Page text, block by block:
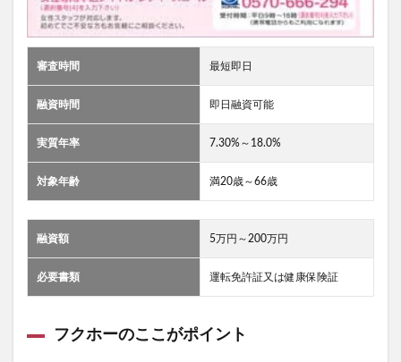
審査時間 最短即日
融資時間 即日融資可能
実質年率 7.30%～18.0%
対象年齢 満20歳～66歳
融資額 5万円～200万円
必要書類 運転免許証又は健康保険証
フクホーのここがポイント